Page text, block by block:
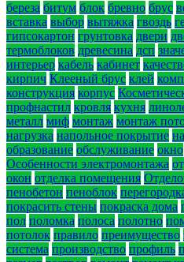
береза битум блок бревно брус
вставка выбор вытяжка гвоздь
гипсокартон грунтовка двери
термоблоков древесина дсп
интерьер кабель кабинет
кирпич Клееный брус клей
конструкция корпус
профнастил кровля кухня
металл миф монтаж монтаж
нагрузка напольное покрытие
образование обслуживание окно
Особенности электромонтажа
окон отделка помещения
пенобетон пеноблок
покрасить стены покраска дома
пол поломка полоса полотно
потолок правило преимущество
система производство профиль